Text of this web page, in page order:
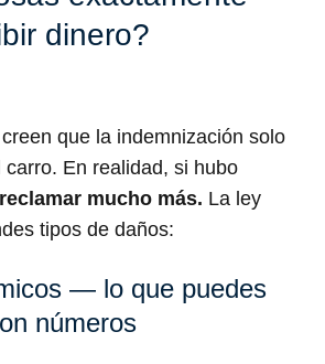
dinero?
que la indemnización solo
En realidad, si hubo
mucho más. La ley
tipos de daños:
— lo que puedes
números